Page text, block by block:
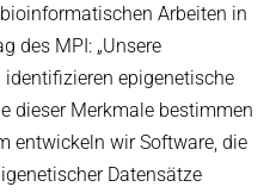
Arbeiten in
des MPI: „Unsere
epigenetische
dieser Merkmale bestimmen
entwickeln wir Software, die
Datensätze